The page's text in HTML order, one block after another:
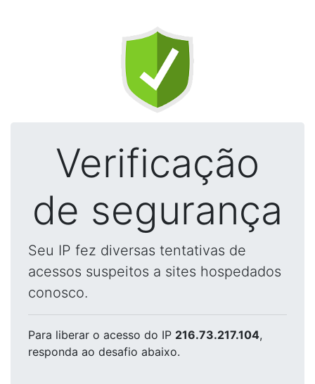
Verificação
de segurança
Seu IP fez diversas tentativas de
acessos suspeitos a sites hospedados
conosco.
Para liberar o acesso do IP 216.73.217.104,
responda ao desafio abaixo.